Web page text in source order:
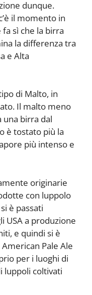
dunque.
il momento in
sì che la birra
la differenza tra
e Alta
di Malto, in
Il malto meno
birra dal
è tostato più la
più intenso e
originarie
con luppolo
è passati
USA a produzione
e quindi si è
Pale Ale
per i luoghi di
luppoli coltivati